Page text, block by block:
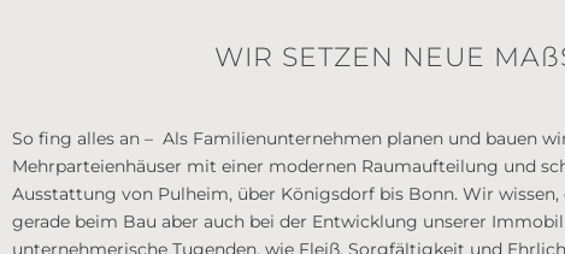
WIR SETZEN NEUE
So fing alles an – Als Familienunternehmen planen und bauen
Mehrparteienhäuser mit einer modernen Raumaufteilung und
Ausstattung von Pulheim, über Königsdorf bis Bonn. Wir wissen,
gerade beim Bau aber auch bei der Entwicklung unserer
unternehmerische Tugenden, wie Fleiß, Sorgfältigkeit und